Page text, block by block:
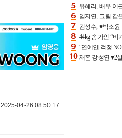
2025-04-26 08:50:17